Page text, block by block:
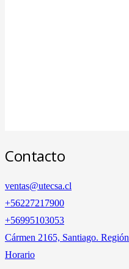
Contacto
ventas@utecsa.cl
+56227217900
‎+56995103053
Cármen 2165, Santiago.
Horario